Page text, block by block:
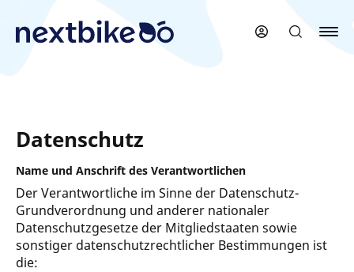
Hauptinhalt
springen
Datenschutz
Name und Anschrift des Verantwortlichen
Der Verantwortliche im Sinne der Datenschutz-
Grundverordnung und anderer nationaler
Datenschutzgesetze der Mitgliedstaaten sowie
sonstiger datenschutzrechtlicher Bestimmungen ist
die: